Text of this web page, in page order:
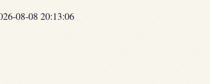
08-08 20:13:06